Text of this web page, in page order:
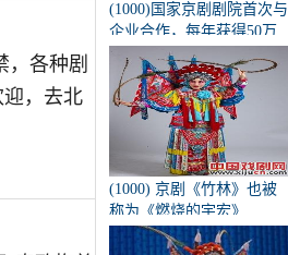
，各种剧
，去北
(1000)国家京剧剧院首次与
企业合作，每年获得50万
元的创作经费。
(1000) 京剧《竹林》也被
称为《燃烧的宇宏》